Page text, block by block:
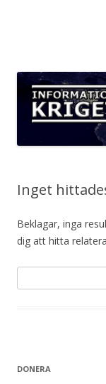
Inget
Beklagar, inga
dig att hitta
efter:
DONERA